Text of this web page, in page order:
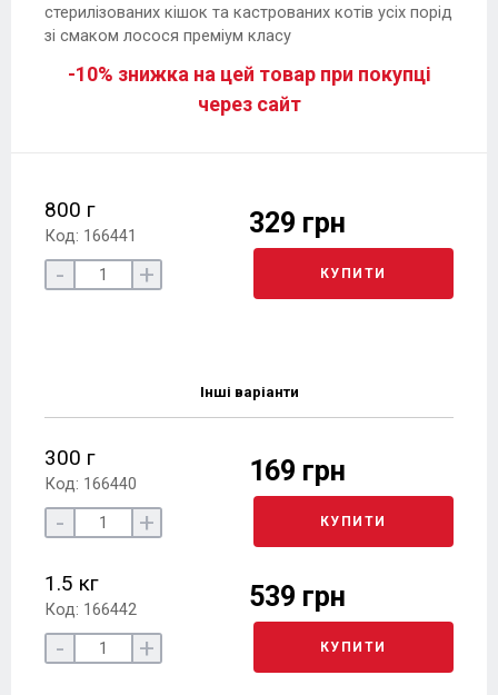
стерилізованих кішок та кастрованих котів усіх порід
зі смаком лосося преміум класу
-10% знижка на цей товар при покупці
через сайт
800 г
Код: 166441 329 грн
- + КУПИТИ
Інші варіанти
300 г
Код: 166440 169 грн
- + КУПИТИ
1.5 кг
Код: 166442 539 грн
- + КУПИТИ